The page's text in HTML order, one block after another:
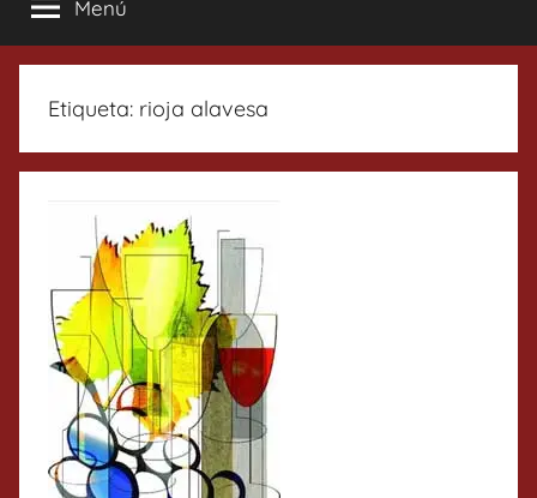
Menú
Etiqueta: rioja alavesa